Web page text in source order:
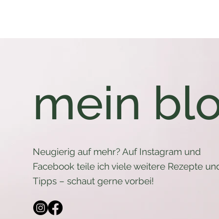
mein
Neugierig auf mehr? Auf Instagram und
Facebook teile ich viele weitere Rezepte
Tipps – schaut gerne vorbei!